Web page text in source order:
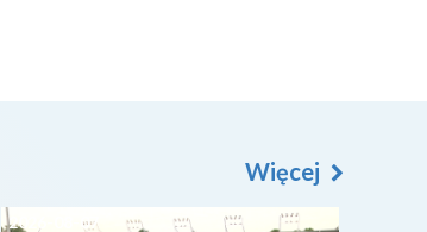
2026-08-07
Więcej